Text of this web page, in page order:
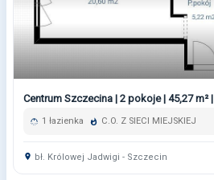
Centrum Szczecina | 2 pokoje | 45,27 m²
1 łazienka C.O. Z SIECI MIEJSKIEJ
bł. Królowej Jadwigi - Szczecin